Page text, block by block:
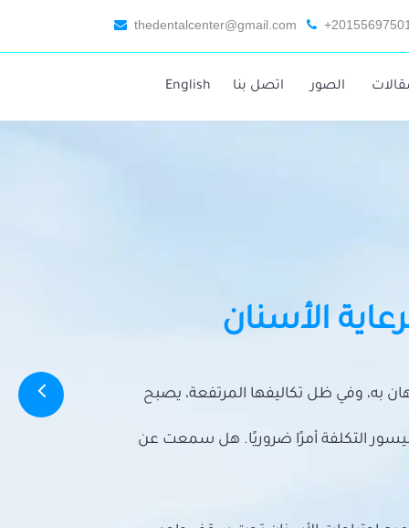
thedentalcenter@gmail.com
الصور اتصل بنا English
الأسنان
به، وفي ظل تكاليفها المرتفعة، يصبح
التكلفة أمرًا ضروريًا. هل سمعت عن